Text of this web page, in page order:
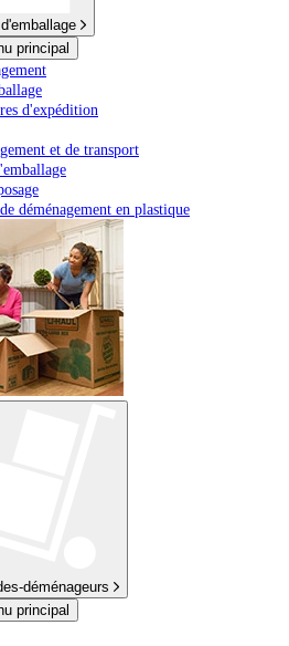
principal
d'expédition
et de transport
déménagement en plastique
déménageurs
principal